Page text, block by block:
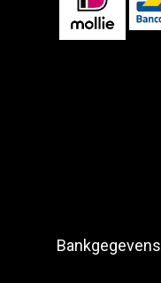
Bankgegevens